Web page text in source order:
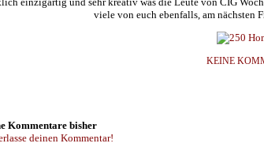
viele von euch ebenfalls, am nächsten
KEINE
Kommentare bisher
deinen Kommentar!